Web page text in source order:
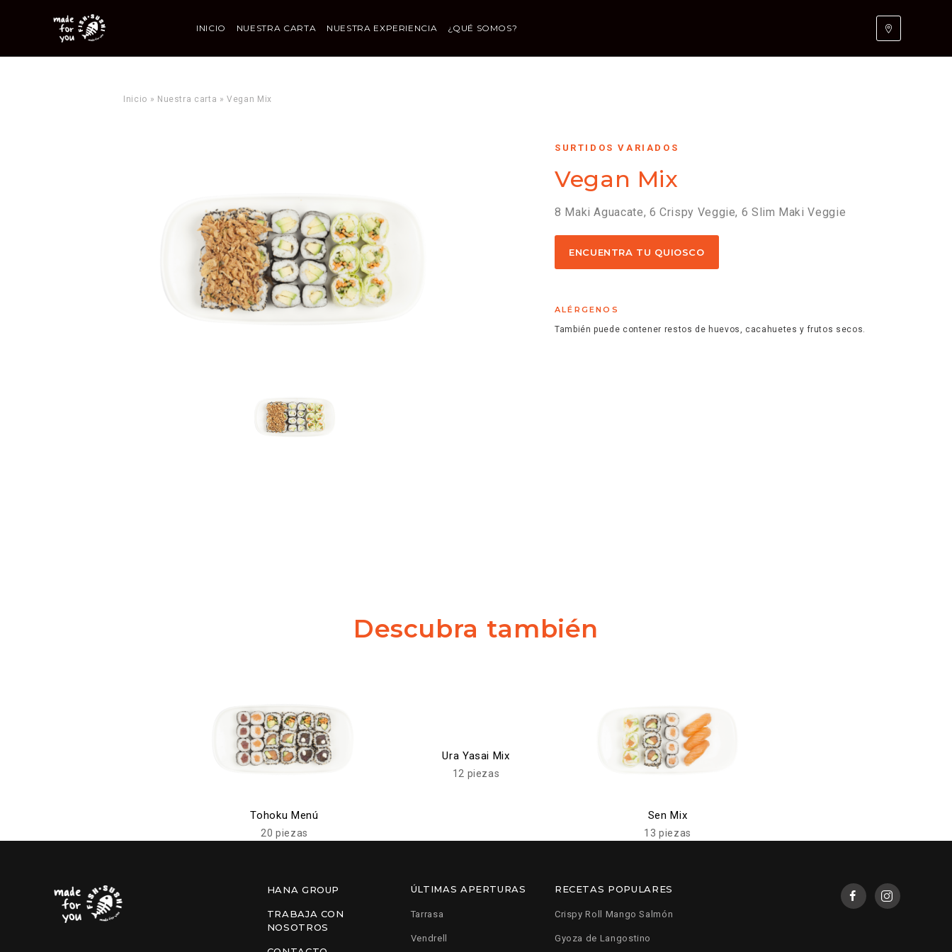
INICIO NUESTRA CARTA NUESTRA EXPERIENCIA ¿QUÉ SOMOS?
Inicio » Nuestra carta »Vegan Mix
SURTIDOS VARIADOS
Vegan Mix
8 Maki Aguacate, 6 Crispy Veggie, 6 Slim Maki Veggie
ENCUENTRA TU QUIOSCO
ALÉRGENOS
También puede contener restos de huevos, cacahuetes y frutos secos.
Descubra también
Tohoku Menú
20 piezas
Ura Yasai Mix
12 piezas
Sen Mix
13 piezas
HANA GROUP
TRABAJA CON
NOSOTROS
ÚLTIMAS APERTURAS
Tarrasa
Vendrell
RECETAS POPULARES
Crispy Roll Mango Salmón
Gyoza de Langostino